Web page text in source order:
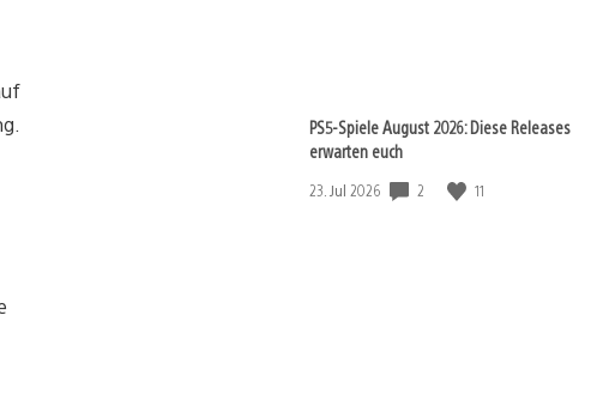
PS5-Spiele August 2026: Diese Releases
erwarten euch
Veröffentlichungsdatum:
23. Jul 2026 2 11